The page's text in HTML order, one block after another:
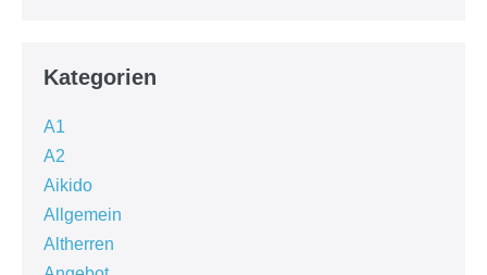
Kategorien
A1
A2
Aikido
Allgemein
Altherren